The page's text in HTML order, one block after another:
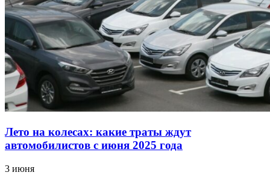
Лето на колесах: какие траты ждут
автомобилистов с июня 2025 года
3 июня